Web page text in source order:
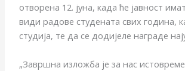
отворена 12. јуна, када ће јавност
види радове студената свих година,
студија, те да се додијеле награде
„Завршна изложба је за нас